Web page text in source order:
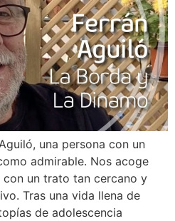
una persona con un
admirable. Nos acoge
con un trato tan cercano y
Tras una vida llena de
de adolescencia